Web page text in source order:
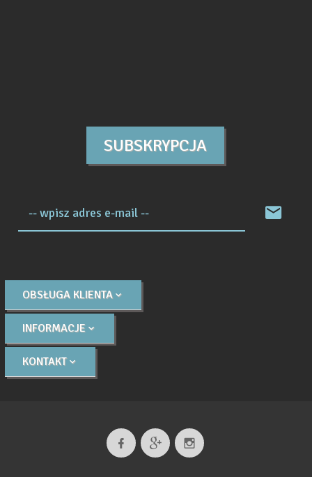
SUBSKRYPCJA
-- wpisz adres e-mail --
OBSŁUGA KLIENTA
INFORMACJE
KONTAKT